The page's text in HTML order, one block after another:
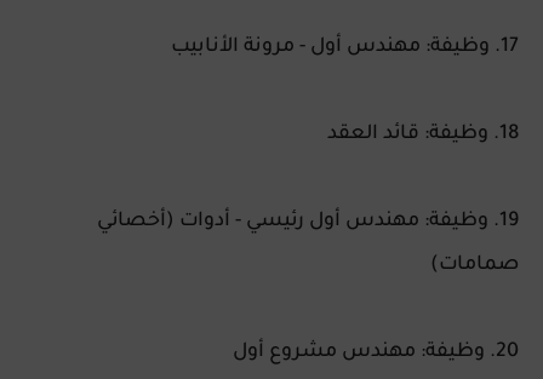
17. وظيفة: مهندس أول - مرونة الأنابيب
18. وظيفة: قائد العقد
19. وظيفة: مهندس أول رئيسي - أدوات (أخصائي
صمامات)
20. وظيفة: مهندس مشروع أول